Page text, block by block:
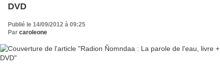
DVD
Publié le 14/09/2012 à 09:25
Par caroleone